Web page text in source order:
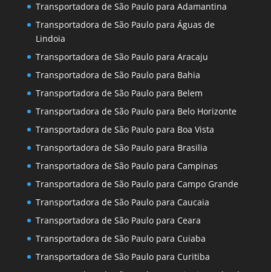
Transportadora de São Paulo para Adamantina
Transportadora de São Paulo para Águas de
Lindoia
Transportadora de São Paulo para Aracaju
Transportadora de São Paulo para Bahia
Transportadora de São Paulo para Belem
Transportadora de São Paulo para Belo Horizonte
Transportadora de São Paulo para Boa Vista
Transportadora de São Paulo para Brasilia
Transportadora de São Paulo para Campinas
Transportadora de São Paulo para Campo Grande
Transportadora de São Paulo para Caucaia
Transportadora de São Paulo para Ceara
Transportadora de São Paulo para Cuiaba
Transportadora de São Paulo para Curitiba